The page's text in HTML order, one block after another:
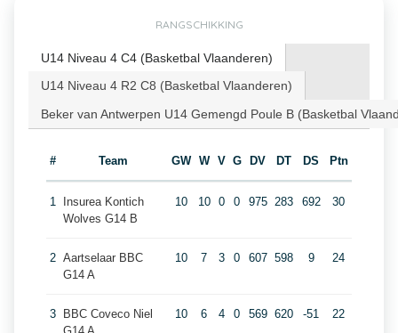
RANGSCHIKKING
U14 Niveau 4 C4 (Basketbal Vlaanderen)
U14 Niveau 4 R2 C8 (Basketbal Vlaanderen)
Beker van Antwerpen U14 Gemengd Poule B (Basketbal
# Team GW W V G DV DT DS Ptn
1
Insurea Kontich
Wolves G14 B
10 10 0 0 975 283 692 30
2 Aartselaar BBC
G14 A
10 7 3 0 607 598 9 24
3
BBC Coveco Niel
10 6 4 0 569 620 -51 22